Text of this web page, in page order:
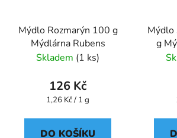
Mýdlo Rozmarýn 100 g
Mýdlárna Rubens
Skladem (1 ks)
126 Kč
Měrná
1,26 Kč / 1 g
DO KOŠÍKU
Mýdlo
g